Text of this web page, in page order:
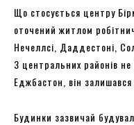
Що стосується центру
оточений житлом
Нечеллсі, Даддестоні,
З центральних районів
Еджбастон, він
Будинки зазвичай